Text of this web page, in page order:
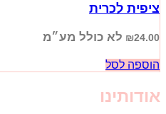
ציפית לכרית
₪24.00 לא כולל מע״מ
הוספה לסל
אודותינו